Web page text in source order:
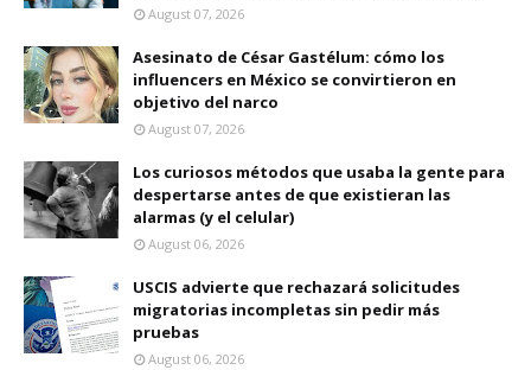
August 07, 2026
Asesinato de César Gastélum: cómo los
influencers en México se convirtieron en
objetivo del narco
August 07, 2026
Los curiosos métodos que usaba la gente para
despertarse antes de que existieran las
alarmas (y el celular)
August 06, 2026
USCIS advierte que rechazará solicitudes
migratorias incompletas sin pedir más
pruebas
August 06, 2026